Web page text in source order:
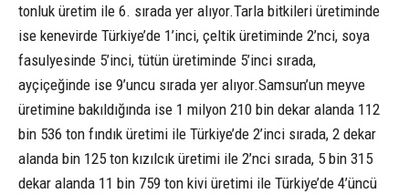
tonluk üretim ile 6. sırada yer alıyor.Tarla bitkileri üretiminde
ise kenevirde Türkiye’de 1’inci, çeltik üretiminde 2’nci, soya
fasulyesinde 5’inci, tütün üretiminde 5’inci sırada,
ayçiçeğinde ise 9’uncu sırada yer alıyor.Samsun’un meyve
üretimine bakıldığında ise 1 milyon 210 bin dekar alanda 112
bin 536 ton fındık üretimi ile Türkiye’de 2’inci sırada, 2 dekar
alanda bin 125 ton kızılcık üretimi ile 2’nci sırada, 5 bin 315
dekar alanda 11 bin 759 ton kivi üretimi ile Türkiye’de 4’üncü